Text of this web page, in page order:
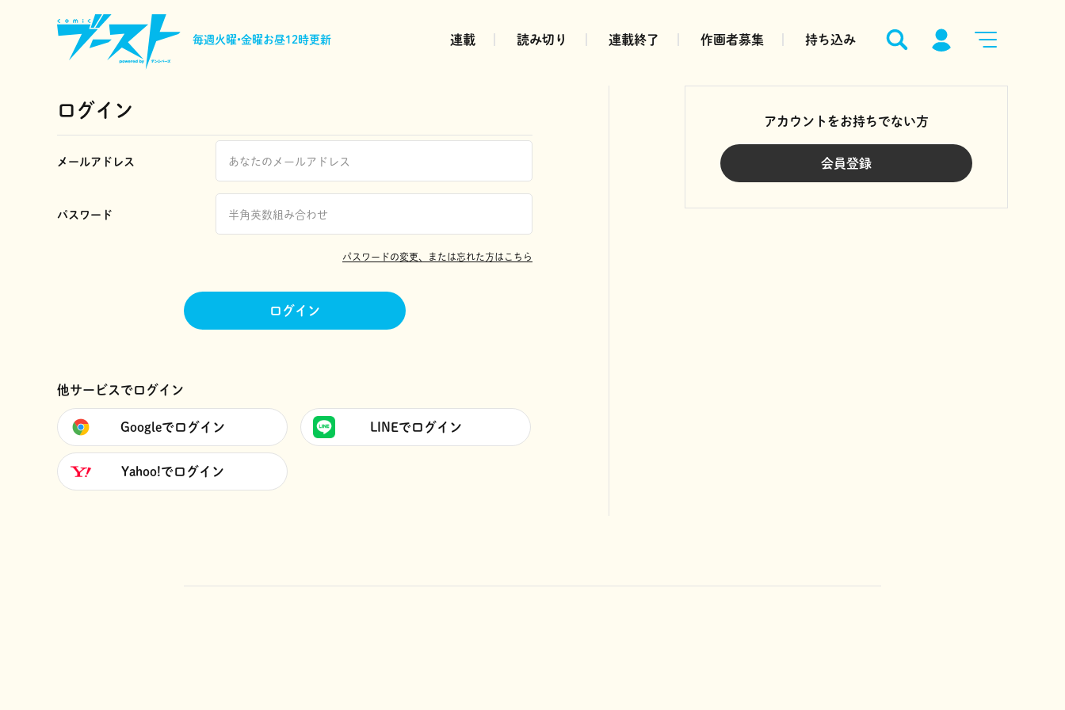
毎週火曜•金曜お昼12時更新 連載 読み切り 連載終了 作画者募集 持ち込み
ログイン
メールアドレス
パスワード
パスワードの変更、または忘れた方はこちら
ログイン
他サービスでログイン
Googleでログイン LINEでログイン
Yahoo!でログイン
アカウントをお持ちでない方
会員登録